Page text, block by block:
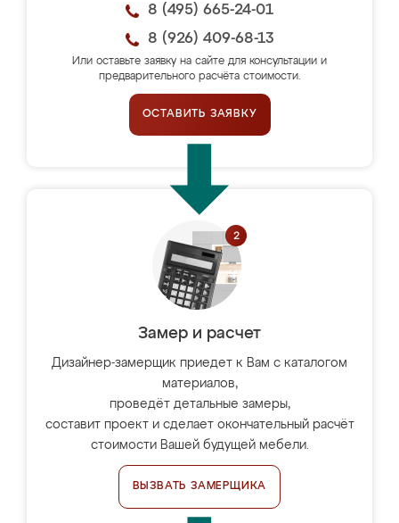
8 (495) 665-24-01
8 (926) 409-68-13
Или оставьте заявку на сайте для консультации и
предварительного расчёта стоимости.
ОСТАВИТЬ ЗАЯВКУ
Замер и расчет
Дизайнер-замерщик приедет к Вам с каталогом
материалов,
проведёт детальные замеры,
составит проект и сделает окончательный расчёт
стоимости Вашей будущей мебели.
ВЫЗВАТЬ ЗАМЕРЩИКА